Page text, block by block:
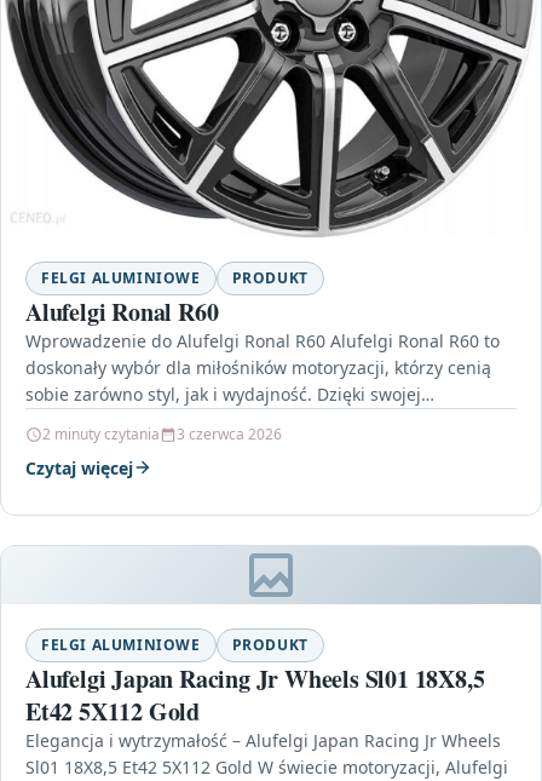
FELGI ALUMINIOWE PRODUKT
Alufelgi Ronal R60
Wprowadzenie do Alufelgi Ronal R60 Alufelgi Ronal R60 to
doskonały wybór dla miłośników motoryzacji, którzy cenią
sobie zarówno styl, jak i wydajność. Dzięki swojej…
2 minuty czytania 3 czerwca 2026
Czytaj więcej
FELGI ALUMINIOWE PRODUKT
Alufelgi Japan Racing Jr Wheels Sl01 18X8,5
Et42 5X112 Gold
Elegancja i wytrzymałość – Alufelgi Japan Racing Jr Wheels
Sl01 18X8,5 Et42 5X112 Gold W świecie motoryzacji, Alufelgi